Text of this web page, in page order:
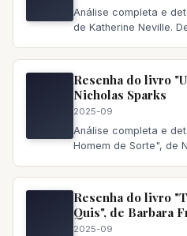
Análise completa e
de Katherine Neville.
Resenha do livro
Nicholas Sparks
2025-09
Análise completa e
Homem de Sorte", de
Resenha do livro
Quis", de Barbara
2025-09